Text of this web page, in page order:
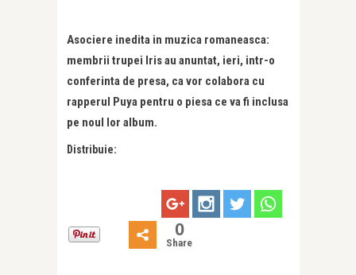
Asociere inedita in muzica romaneasca:
membrii trupei Iris au anuntat, ieri, intr-o
conferinta de presa, ca vor colabora cu
rapperul Puya pentru o piesa ce va fi inclusa
pe noul lor album.
Distribuie:
0
Share